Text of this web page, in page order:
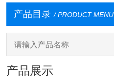
产品目录 / PRODUCT MENU
产品展示